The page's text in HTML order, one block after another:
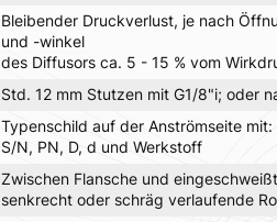
Bleibender Druckverlust, je nach
und -winkel
des Diffusors ca. 5 - 15 % vom
Std. 12 mm Stutzen mit G1/8"i; oder
Typenschild auf der Anströmseite mit:
S/N, PN, D, d und Werkstoff
Zwischen Flansche und
senkrecht oder schräg verlaufende